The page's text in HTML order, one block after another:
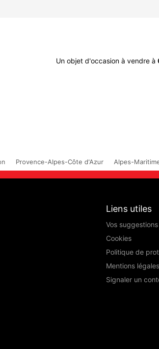
Un objet d'occasion à vendre à
Provence-Alpes-Côte d'Azur Alpes-
Liens utiles
Vos suggestions
Cookies
Politique de
Mentions légales
Signaler un